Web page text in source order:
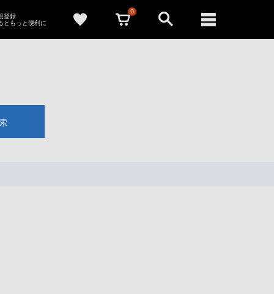
登録
ともっと便利に
0